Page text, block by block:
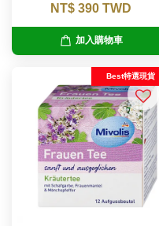
NT$ 390 TWD
加入購物車
Best特選現貨